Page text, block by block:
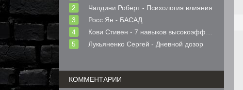
Чалдини Роберт - Психология влияния
Росс Ян - БАСАД
Кови Стивен - 7 навыков высокоэффективных людей
Лукьяненко Сергей - Дневной дозор
КОММЕНТАРИИ